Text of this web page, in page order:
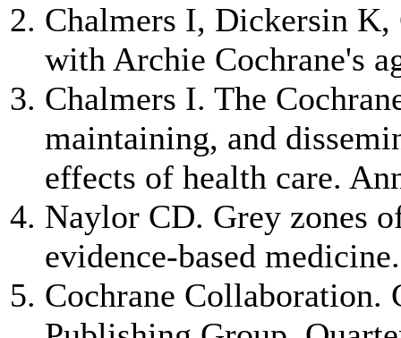
Chalmers I, Dickersin
with Archie Cochrane's
Chalmers I. The
maintaining, and
effects of health care.
Naylor CD. Grey zones
evidence-based
Cochrane